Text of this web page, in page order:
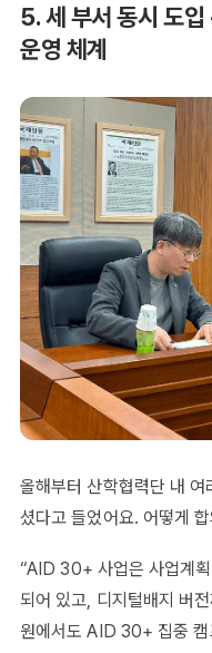
5. 세 부서 동시 도
운영 체계
올해부터 산학협력단 내
셨다고 들었어요. 어떻게
“AID 30+ 사업은 사업계
되어 있고, 디지털배지 버
원에서도 AID 30+ 집중 캠